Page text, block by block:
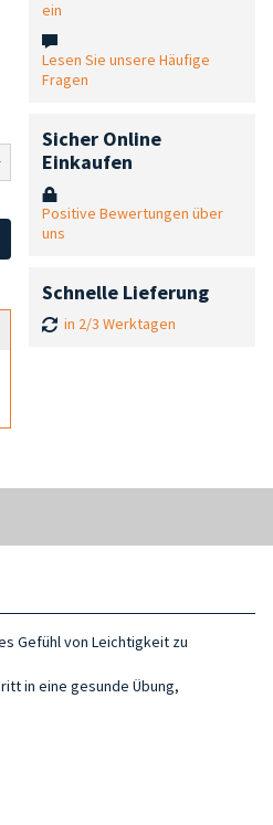
ein
Lesen Sie unsere Häufige
Fragen
Sicher Online
Einkaufen
Positive Bewertungen über
uns
Schnelle Lieferung
in 2/3 Werktagen
Gefühl von Leichtigkeit zu
in eine gesunde Übung,